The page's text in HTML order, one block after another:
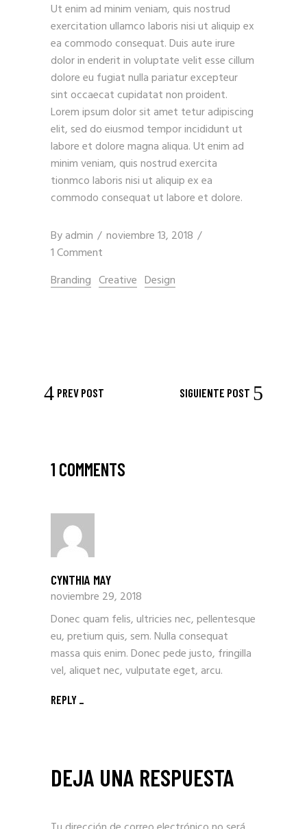
Ut enim ad minim veniam, quis nostrud
exercitation ullamco laboris nisi ut aliquip ex
ea commodo consequat. Duis aute irure
dolor in enderit in voluptate velit esse cillum
dolore eu fugiat nulla pariatur excepteur
sint occaecat cupidatat non proident.
Lorem ipsum dolor sit amet tetur adipiscing
elit, sed do eiusmod tempor incididunt ut
labore et dolore magna aliqua. Ut enim ad
minim veniam, quis nostrud exercita
tionmco laboris nisi ut aliquip ex ea
commodo consequat ut labore et dolore.
Byadmin
noviembre 13, 2018
1 Comment
Branding Creative Design
PREV POST SIGUIENTE POST
1 COMMENTS
CYNTHIA MAY
noviembre 29, 2018
Donec quam felis, ultricies nec, pellentesque
eu, pretium quis, sem. Nulla consequat
massa quis enim. Donec pede justo, fringilla
vel, aliquet nec, vulputate eget, arcu.
REPLY
DEJA UNA RESPUESTA